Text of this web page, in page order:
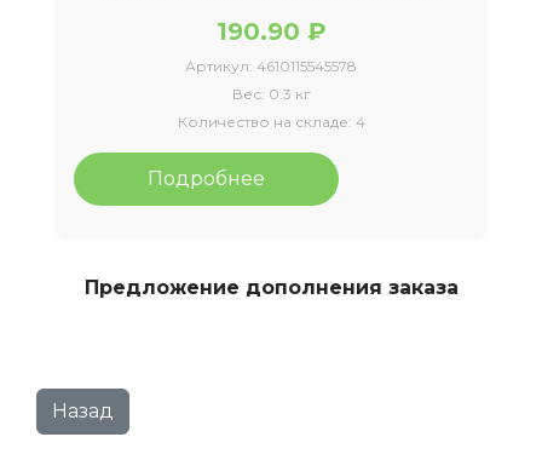
190.90 ₽
Артикул: 4610115545578
Вес: 0.3 кг
Количество на складе: 4
Подробнее
Предложение дополнения заказа